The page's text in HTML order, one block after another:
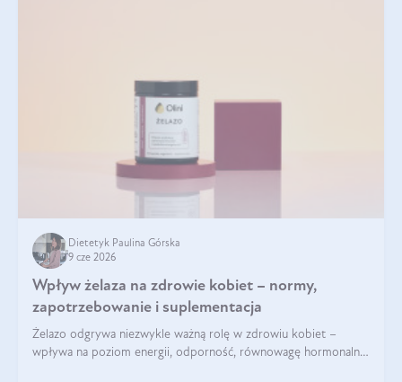
Dietetyk Paulina Górska
9 cze 2026
Wpływ żelaza na zdrowie kobiet – normy,
zapotrzebowanie i suplementacja
Żelazo odgrywa niezwykle ważną rolę w zdrowiu kobiet –
wpływa na poziom energii, odporność, równowagę hormonalną